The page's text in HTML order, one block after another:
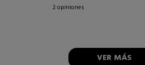
2 opiniones
VER MÁS